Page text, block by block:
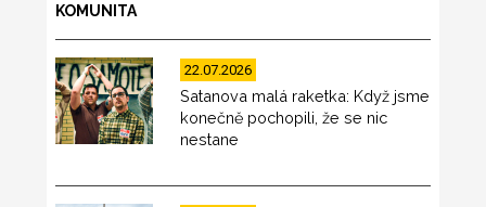
KOMUNITA
22.07.2026
Satanova malá raketka: Když jsme
konečně pochopili, že se nic
nestane